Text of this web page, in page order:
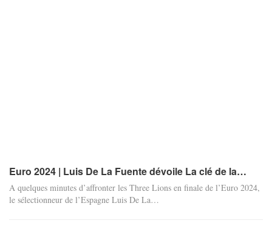
Euro 2024 | Luis De La Fuente dévoile La clé de la…
A quelques minutes d’affronter les Three Lions en finale de l’Euro 2024,
le sélectionneur de l’Espagne Luis De La…